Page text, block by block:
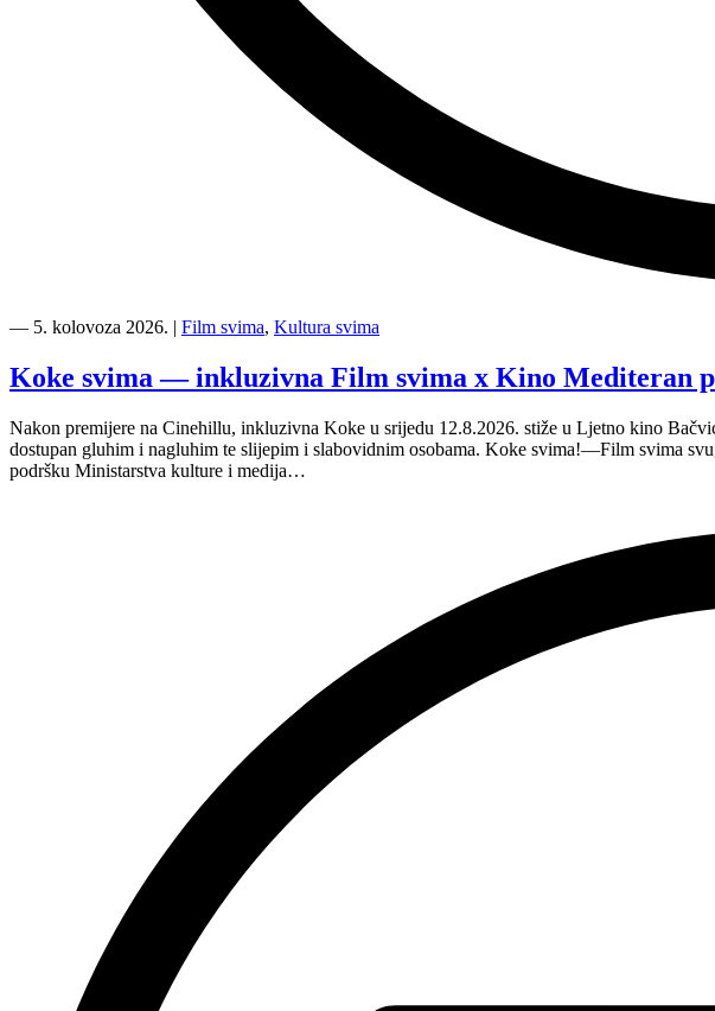
Mediteran
Film
svima
inkluzivnu
turneju
na
― 5. kolovoza 2026. | Film svima, Kultura svima
Koke svima — inkluzivna Film svima x Kino Mediteran
Nakon premijere na Cinehillu, inkluzivna Koke u srijedu 12.8.2026. stiže u Ljetno kino
dostupan gluhim i nagluhim te slijepim i slabovidnim osobama. Koke svima!—Film svima
podršku Ministarstva kulture i medija…